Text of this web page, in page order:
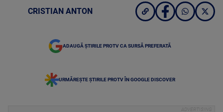
CRISTIAN ANTON
ADAUGĂ ȘTIRILE PROTV CA SURSĂ PREFERATĂ
URMĂREȘTE ȘTIRILE PROTV ÎN GOOGLE DISCOVER